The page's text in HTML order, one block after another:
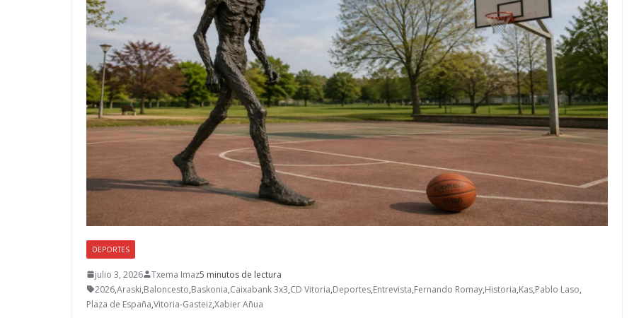
DEPORTES
julio 3, 2026 Txema Imaz5 minutos de lectura
2026,Araski,Baloncesto,Baskonia,Caixabank 3x3,CD Vitoria,Deportes,Entrevista,Fernando Romay,Historia,Kas,Pablo Laso,
Plaza de España,Vitoria-Gasteiz,Xabier Añua